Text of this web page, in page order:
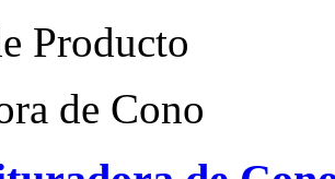
Producto
de Cono